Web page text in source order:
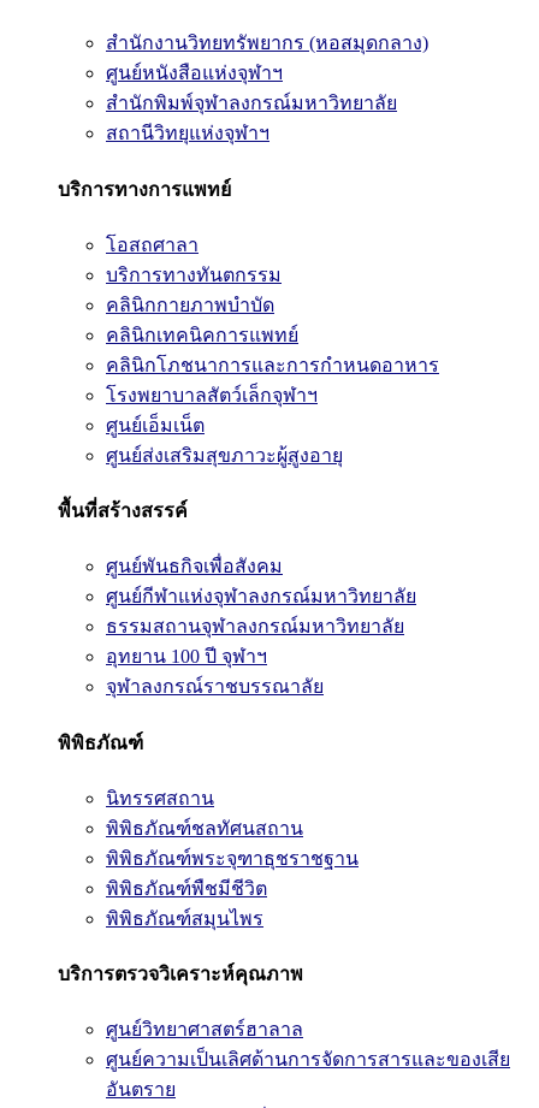
สำนักงานวิทยทรัพยากร (หอสมุดกลาง)
ศูนย์หนังสือแห่งจุฬาฯ
สำนักพิมพ์จุฬาลงกรณ์มหาวิทยาลัย
สถานีวิทยุแห่งจุฬาฯ
บริการทางการแพทย์
โอสถศาลา
บริการทางทันตกรรม
คลินิกกายภาพบำบัด
คลินิกเทคนิคการแพทย์
คลินิกโภชนาการและการกำหนดอาหาร
โรงพยาบาลสัตว์เล็กจุฬาฯ
ศูนย์เอ็มเน็ต
ศูนย์ส่งเสริมสุขภาวะผู้สูงอายุ
พื้นที่สร้างสรรค์
ศูนย์พันธกิจเพื่อสังคม
ศูนย์กีฬาแห่งจุฬาลงกรณ์มหาวิทยาลัย
ธรรมสถานจุฬาลงกรณ์มหาวิทยาลัย
อุทยาน 100 ปี จุฬาฯ
จุฬาลงกรณ์ราชบรรณาลัย
พิพิธภัณฑ์
นิทรรศสถาน
พิพิธภัณฑ์ชลทัศนสถาน
พิพิธภัณฑ์พระจุฑาธุชราชฐาน
พิพิธภัณฑ์พืชมีชีวิต
พิพิธภัณฑ์สมุนไพร
บริการตรวจวิเคราะห์คุณภาพ
ศูนย์วิทยาศาสตร์ฮาลาล
ศูนย์ความเป็นเลิศด้านการจัดการสารและของเสีย
อันตราย